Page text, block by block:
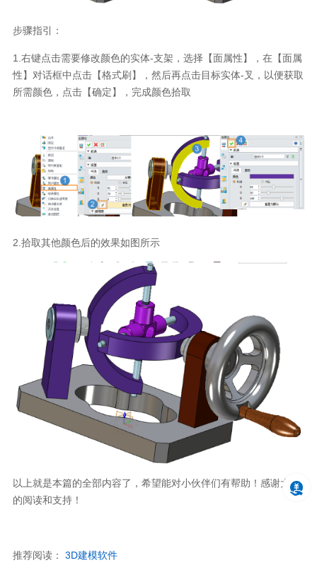
步骤指引：
1.右键点击需要修改颜色的实体-支架，选择【面属性】，在【面属
性】对话框中点击【格式刷】，然后再点击目标实体-叉，以便获取
所需颜色，点击【确定】，完成颜色拾取
2.拾取其他颜色后的效果如图所示
以上就是本篇的全部内容了，希望能对小伙伴们有帮助！感谢大家
的阅读和支持！
推荐阅读： 3D建模软件